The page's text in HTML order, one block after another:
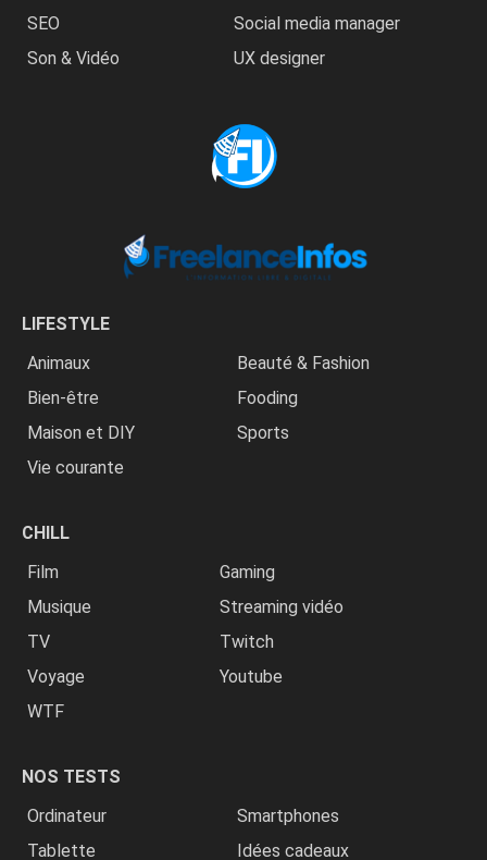
SEO
Social media manager
Son & Vidéo
UX designer
LIFESTYLE
Animaux
Beauté & Fashion
Bien-être
Fooding
Maison et DIY
Sports
Vie courante
CHILL
Film
Gaming
Musique
Streaming vidéo
TV
Twitch
Voyage
Youtube
WTF
NOS TESTS
Ordinateur
Smartphones
Tablette
Idées cadeaux